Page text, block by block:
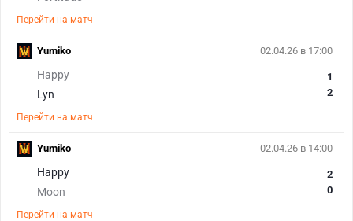
Перейти на матч
02.04.26 в 17:00
Happy
Lyn
1
2
Перейти на матч
Yumiko
02.04.26 в 14:00
Happy
Moon
2
0
Перейти на матч
Yumiko